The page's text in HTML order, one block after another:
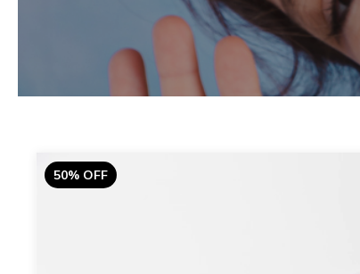
50% OFF